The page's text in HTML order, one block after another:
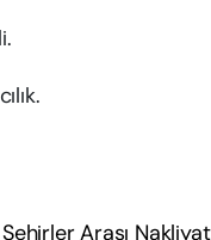
Arası